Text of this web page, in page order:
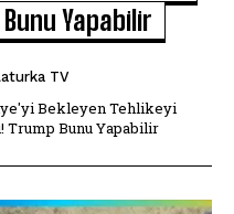
Yapabilir
TV
Bekleyen Tehlikeyi
Trump Bunu Yapabilir